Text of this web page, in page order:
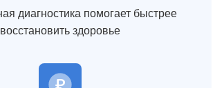
диагностика помогает быстрее
восстановить здоровье